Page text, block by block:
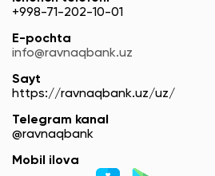
+998-71-202-10-01
E-pochta
info@ravnaqbank.uz
Sayt
https://ravnaqbank.uz/uz/
Telegram kanal
@ravnaqbank
Mobil ilova